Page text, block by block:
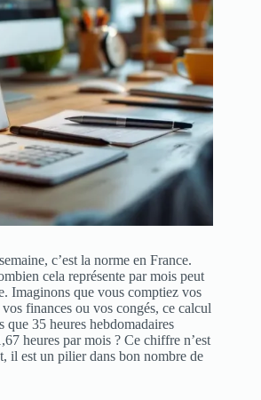
c’est la norme en France.
cela représente par mois peut
Imaginons que vous comptiez vos
finances ou vos congés, ce calcul
que 35 heures hebdomadaires
heures par mois ? Ce chiffre n’est
il est un pilier dans bon nombre de